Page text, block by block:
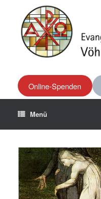
Online-Spenden
Menü